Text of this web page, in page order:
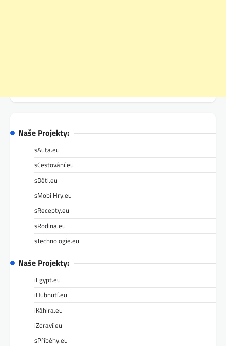
Naše Projekty:
sAuta.eu
sCestování.eu
sDěti.eu
sMobilHry.eu
sRecepty.eu
sRodina.eu
sTechnologie.eu
Naše Projekty:
iEgypt.eu
iHubnutí.eu
iKáhira.eu
iZdraví.eu
sPříběhy.eu